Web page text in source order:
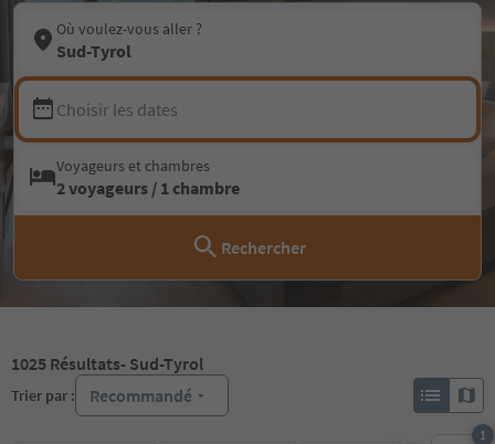
Où voulez-vous aller ?
Sud-Tyrol
Choisir les dates
Voyageurs et chambres
2 voyageurs / 1 chambre
Rechercher
1025 Résultats- Sud-Tyrol
Trier par : Recommandé
1